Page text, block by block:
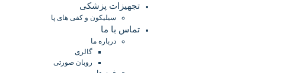
تجهیزات پزشکی
سیلیکون و کفی های پا
تماس با ما
درباره ما
گالری
روبان صورتی